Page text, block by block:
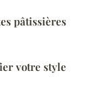
pâtissières
votre style